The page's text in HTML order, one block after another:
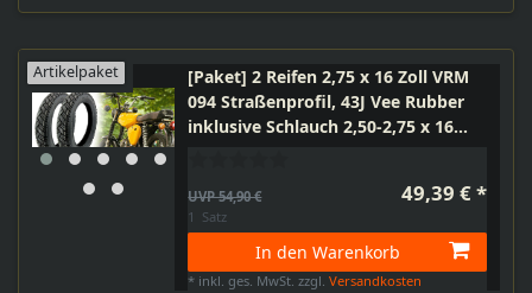
Artikelpaket
[Paket] 2 Reifen 2,75 x 16 Zoll VRM
094 Straßenprofil, 43J Vee Rubber
inklusive Schlauch 2,50-2,75 x 16
UVP 54,90 € 49,39 € *
1 Satz
In den Warenkorb
* inkl. ges. MwSt. zzgl.Versandkosten